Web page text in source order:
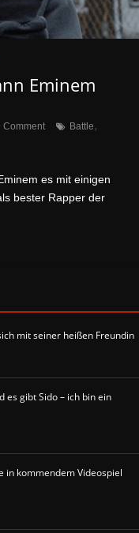
Eminem
Comment Battle,
es mit einigen
bester Rapper der
mit seiner heißen Freundin
es gibt Sido – ich bin ein
in kommendem Videospiel